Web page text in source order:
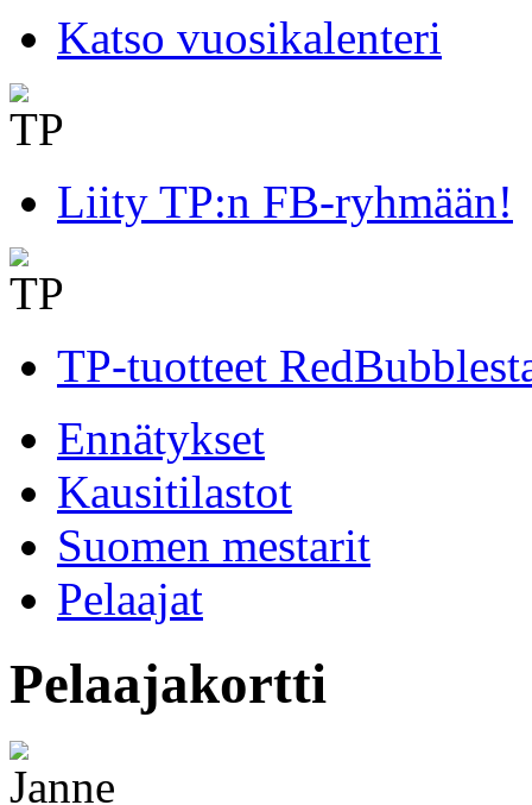
Katso vuosikalenteri
Liity TP:n FB-ryhmään!
TP-tuotteet
Ennätykset
Kausitilastot
Suomen mestarit
Pelaajat
Pelaajakortti